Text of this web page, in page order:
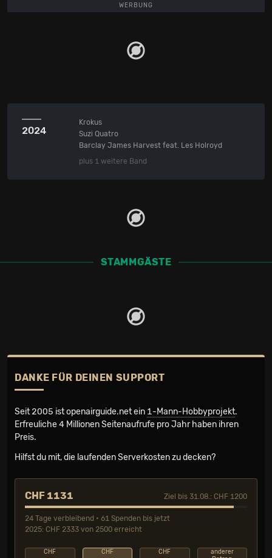
WERBUNG
2024
Krokus
Suzi Quatro
Barclay James Harvest feat. Les Holroyd
plus 1 weitere Band
STAMMGÄSTE
DANKE FÜR DEINEN SUPPORT
Seit 2005 ist openairguide.net ein 1-Mann-Hobbyprojekt.
Erfreuliche 4 Millionen Seiten­aufrufe pro Jahr haben ihren
Preis.
Hilfst du mit, die laufenden Serverkosten zu decken?
CHF 1131 Ziel bis 31.08.: CHF 1200
24 Tage verbleibend • 61 Spenden bis jetzt
2025: CHF 2333 von 2500 erreicht
CHF CHF CHF
anderer